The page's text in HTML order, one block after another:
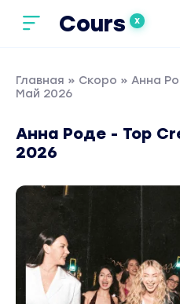
Cours X
Главная » Скоро » Анна
Май 2026
Анна Роде - Top
2026